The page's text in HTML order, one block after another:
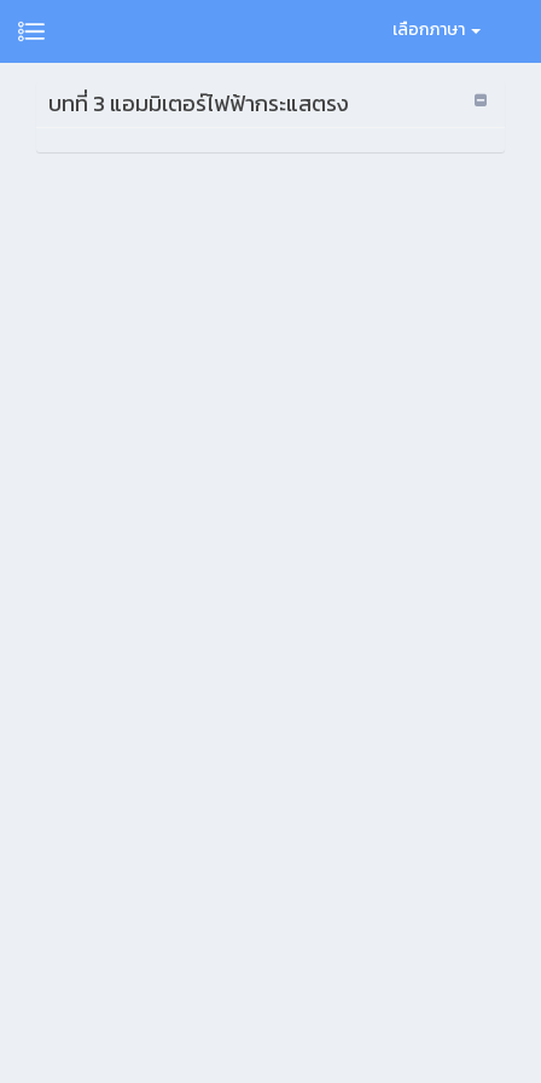
เลือกภาษา
บทที่ 3 แอมมิเตอร์ไฟฟ้ากระแสตรง